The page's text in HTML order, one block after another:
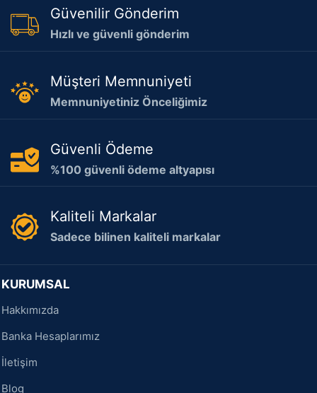
Güvenilir Gönderim
Hızlı ve güvenli gönderim
Müşteri Memnuniyeti
Memnuniyetiniz Önceliğimiz
Güvenli Ödeme
%100 güvenli ödeme altyapısı
Kaliteli Markalar
Sadece bilinen kaliteli markalar
KURUMSAL
Hakkımızda
Banka Hesaplarımız
İletişim
Blog